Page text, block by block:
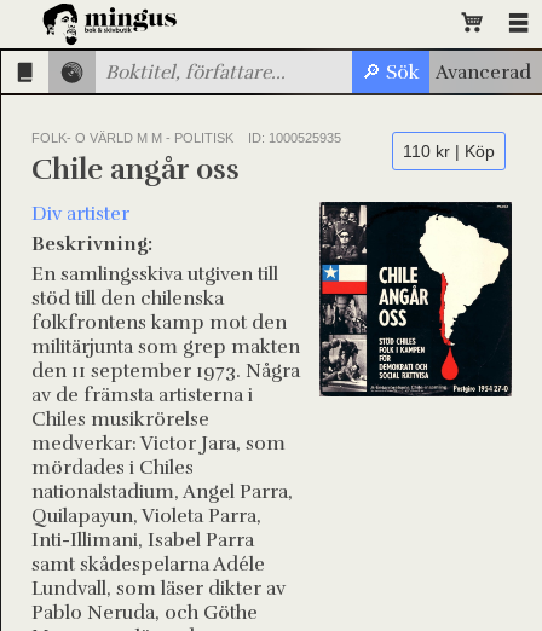
FOLK- O VÄRLD M M - POLITISK ID: 1000525935
110 kr | Köp
Chile angår oss
Div artister
Beskrivning:
En samlingsskiva utgiven till
stöd till den chilenska
folkfrontens kamp mot den
militärjunta som grep makten
den 11 september 1973. Några
av de främsta artisterna i
Chiles musikrörelse
medverkar: Victor Jara, som
mördades i Chiles
nationalstadium, Angel Parra,
Quilapayun, Violeta Parra,
Inti-Illimani, Isabel Parra
samt skådespelarna Adéle
Lundvall, som läser dikter av
Pablo Neruda, och Göthe